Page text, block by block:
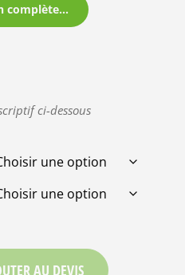
complète...
ci-dessous
AU DEVIS